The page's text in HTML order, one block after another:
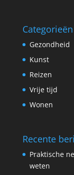
Categorieën
Gezondheid
Kunst
Reizen
Vrije tijd
Wonen
Recente
Praktische
weten